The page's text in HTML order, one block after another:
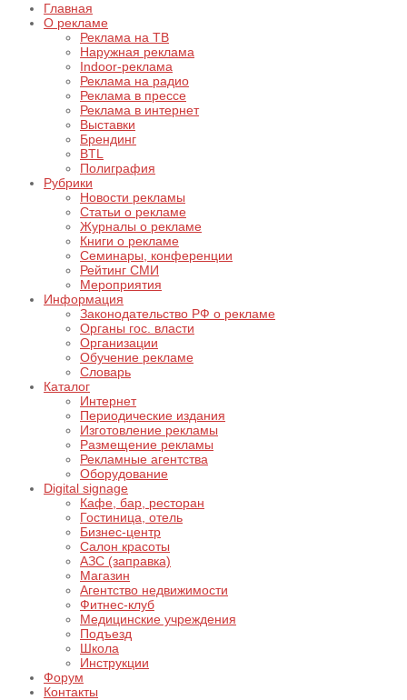
Главная
О рекламе
Реклама на ТВ
Наружная реклама
Indoor-реклама
Реклама на радио
Реклама в прессе
Реклама в интернет
Выставки
Брендинг
BTL
Полиграфия
Рубрики
Новости рекламы
Статьи о рекламе
Журналы о рекламе
Книги о рекламе
Семинары, конференции
Рейтинг СМИ
Мероприятия
Информация
Законодательство РФ о рекламе
Органы гос. власти
Организации
Обучение рекламе
Словарь
Каталог
Интернет
Периодические издания
Изготовление рекламы
Размещение рекламы
Рекламные агентства
Оборудование
Digital signage
Кафе, бар, ресторан
Гостиница, отель
Бизнес-центр
Салон красоты
АЗС (заправка)
Магазин
Агентство недвижимости
Фитнес-клуб
Медицинские учреждения
Подъезд
Школа
Инструкции
Форум
Контакты